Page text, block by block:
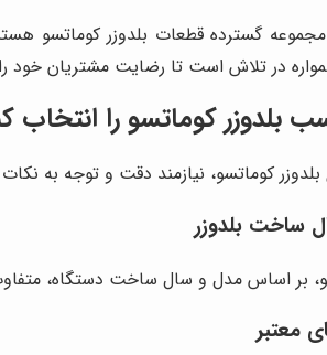
گسترده قطعات بلدوزر کوماتسو
در تلاش است تا رضایت مشتریان خود
بلدوزر کوماتسو را انتخاب
کوماتسو، نیازمند دقت و توجه به
ساخت بلدوزر
بر اساس مدل و سال ساخت دستگاه،
معتبر